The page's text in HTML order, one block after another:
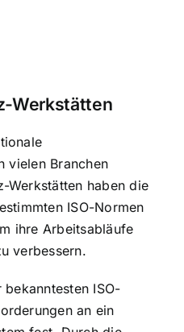
Werkstätten
vielen Branchen
Werkstätten haben die
ISO-Normen
ihre Arbeitsabläufe
verbessern.
bekanntesten ISO-
an ein